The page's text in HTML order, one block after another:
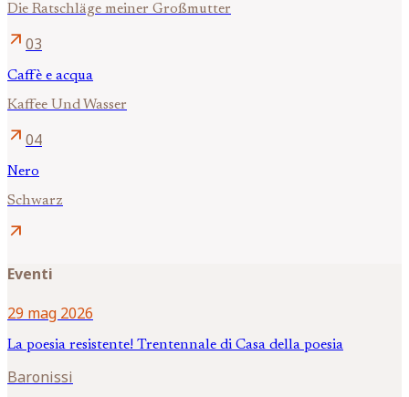
Die Ratschläge meiner Großmutter
arrow_outward 03
Caffè e acqua
Kaffee Und Wasser
arrow_outward 04
Nero
Schwarz
arrow_outward
Eventi
29 mag 2026
La poesia resistente! Trentennale di Casa della poesia
Baronissi